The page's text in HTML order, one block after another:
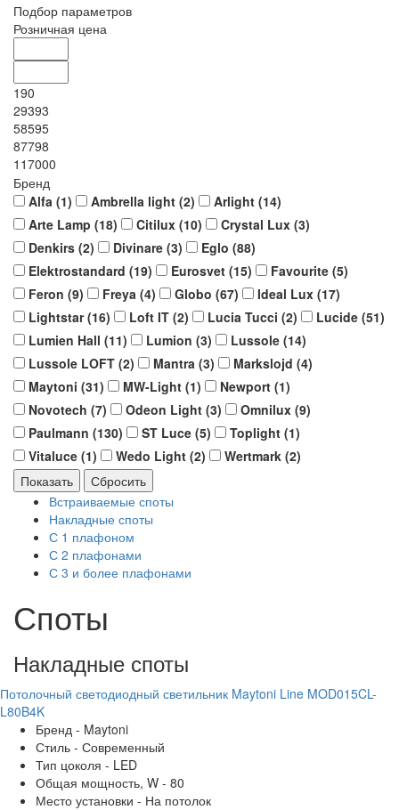
Подбор параметров
Розничная цена
190
29393
58595
87798
117000
Бренд
Alfa (1) Ambrella light (2) Arlight (14)
Arte Lamp (18) Citilux (10) Crystal Lux (3)
Denkirs (2) Divinare (3) Eglo (88)
Elektrostandard (19) Eurosvet (15) Favourite (5)
Feron (9) Freya (4) Globo (67) Ideal Lux (17)
Lightstar (16) Loft IT (2) Lucia Tucci (2) Lucide (51)
Lumien Hall (11) Lumion (3) Lussole (14)
Lussole LOFT (2) Mantra (3) Markslojd (4)
Maytoni (31) MW-Light (1) Newport (1)
Novotech (7) Odeon Light (3) Omnilux (9)
Paulmann (130) ST Luce (5) Toplight (1)
Vitaluce (1) Wedo Light (2) Wertmark (2)
Встраиваемые споты
Накладные споты
С 1 плафоном
С 2 плафонами
С 3 и более плафонами
Споты
Накладные споты
Потолочный светодиодный светильник Maytoni Line MOD015CL-
L80B4K
Бренд - Maytoni
Стиль - Современный
Тип цоколя - LED
Общая мощность, W - 80
Место установки - На потолок